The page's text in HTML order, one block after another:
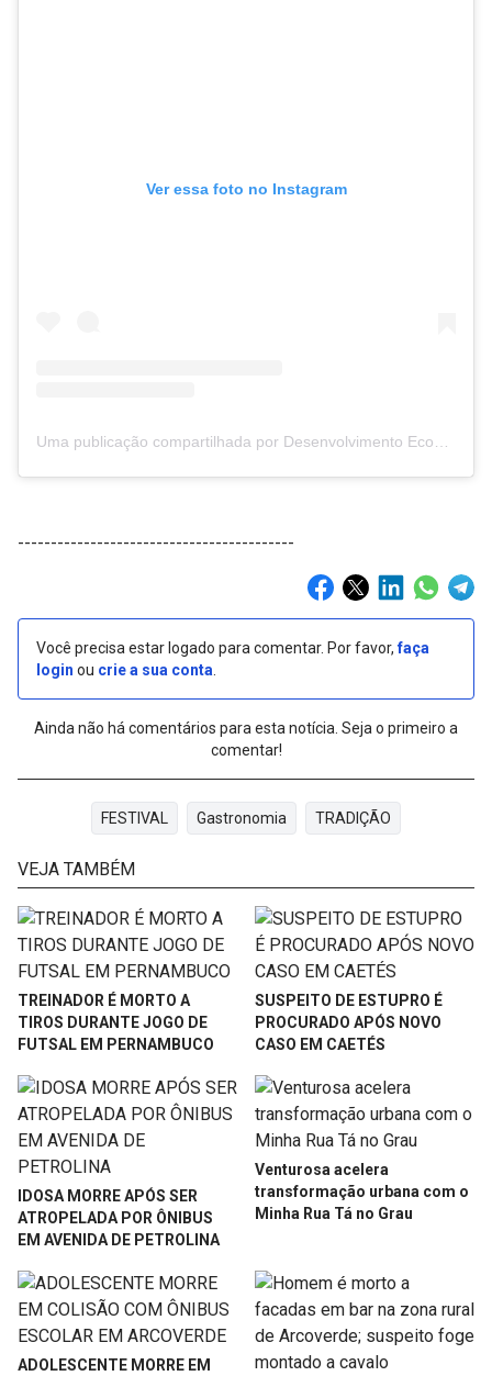
Ver essa foto no Instagram
------------------------------------------
Você precisa estar logado para comentar. Por favor,faça
login ou crie a sua conta
Ainda não há comentários para esta notícia. Seja o primeiro a
comentar!
FESTIVAL Gastronomia TRADIÇÃO
VEJA TAMBÉM
TREINADOR É MORTO A
TIROS DURANTE JOGO DE
FUTSAL EM PERNAMBUCO
SUSPEITO DE ESTUPRO É
PROCURADO APÓS NOVO
CASO EM CAETÉS
IDOSA MORRE APÓS SER
ATROPELADA POR ÔNIBUS
EM AVENIDA DE PETROLINA
Venturosa acelera
transformação urbana com o
Minha Rua Tá no Grau
ADOLESCENTE MORRE EM